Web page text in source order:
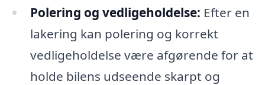
Polering og vedligeholdelse: Efter en
lakering kan polering og korrekt
vedligeholdelse være afgørende for at
holde bilens udseende skarpt og